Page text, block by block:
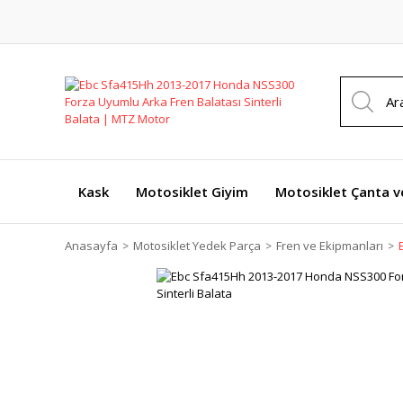
Kask Motosiklet Giyim Motosiklet Çanta
Anasayfa Motosiklet Yedek Parça Fren ve Ekipmanları